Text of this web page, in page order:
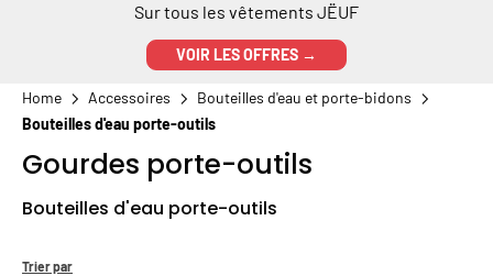
Sur tous les vêtements JËUF
VOIR LES OFFRES →
Home Accessoires
Bouteilles d'eau et porte-bidons
Bouteilles d'eau porte-outils
Gourdes porte-outils
Bouteilles d'eau porte-outils
Trier par